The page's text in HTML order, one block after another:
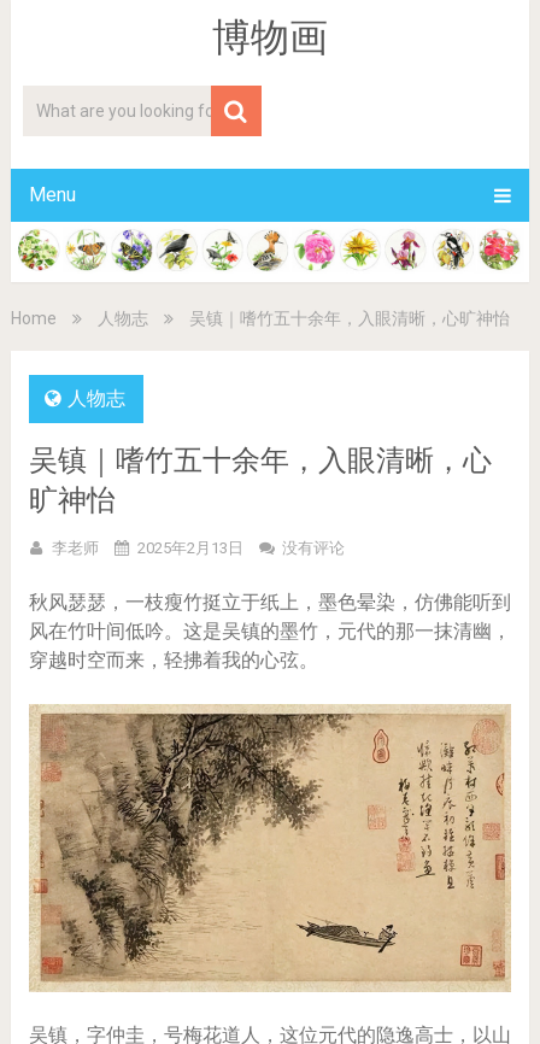
博物画
Menu
Home 人物志 吴镇｜嗜竹五十余年，入眼清晰，心旷神怡
人物志
吴镇｜嗜竹五十余年，入眼清晰，心
旷神怡
李老师 2025年2月13日 没有评论
秋风瑟瑟，一枝瘦竹挺立于纸上，墨色晕染，仿佛能听到
风在竹叶间低吟。这是吴镇的墨竹，元代的那一抹清幽，
穿越时空而来，轻拂着我的心弦。
吴镇，字仲圭，号梅花道人，这位元代的隐逸高士，以山